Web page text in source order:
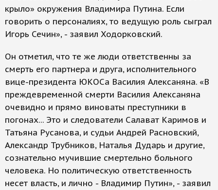
крыло» окружения Владимира Путина. Если
говорить о персоналиях, то ведущую роль сыграл
Игорь Сечин», - заявил Ходорковский.
Он отметил, что те же люди ответственны за
смерть его партнера и друга, исполнительного
вице-президента ЮКОСа Василия Алексаняна. «В
преждевременной смерти Василия Алексаняна
очевидно и прямо виноваты преступники в
погонах... Это и следователи Салават Каримов и
Татьяна Русанова, и судьи Андрей Расновский,
Александр Трубников, Наталья Дударь и другие,
сознательно мучившие смертельно больного
человека. Но политическую ответственность
несет власть, и лично - Владимир Путин», - заявил